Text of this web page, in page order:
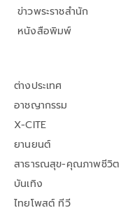
ข่าวพระราชสำนัก
หนังสือพิมพ์
ต่างประเทศ
อาชญากรรม
X-CITE
ยานยนต์
สาธารณสุข-คุณภาพชีวิต
บันเทิง
ไทยโพสต์ ทีวี